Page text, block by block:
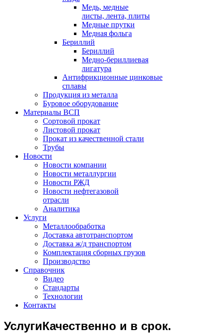
Медь, медные
листы, лента, плиты
Медные прутки
Медная фольга
Бериллий
Бериллий
Медно-бериллиевая
лигатура
Антифрикционные цинковые
сплавы
Продукция из металла
Буровое оборудование
Материалы ВСП
Сортовой прокат
Листовой прокат
Прокат из качественной стали
Трубы
Новости
Новости компании
Новости металлургии
Новости РЖД
Новости нефтегазовой
отрасли
Аналитика
Услуги
Металлообработка
Доставка автотранспортом
Доставка ж/д транспортом
Комплектация сборных грузов
Производство
Справочник
Видео
Стандарты
Технологии
Контакты
УслугиКачественно и в срок.